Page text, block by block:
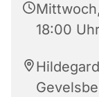
18:00 Uhr